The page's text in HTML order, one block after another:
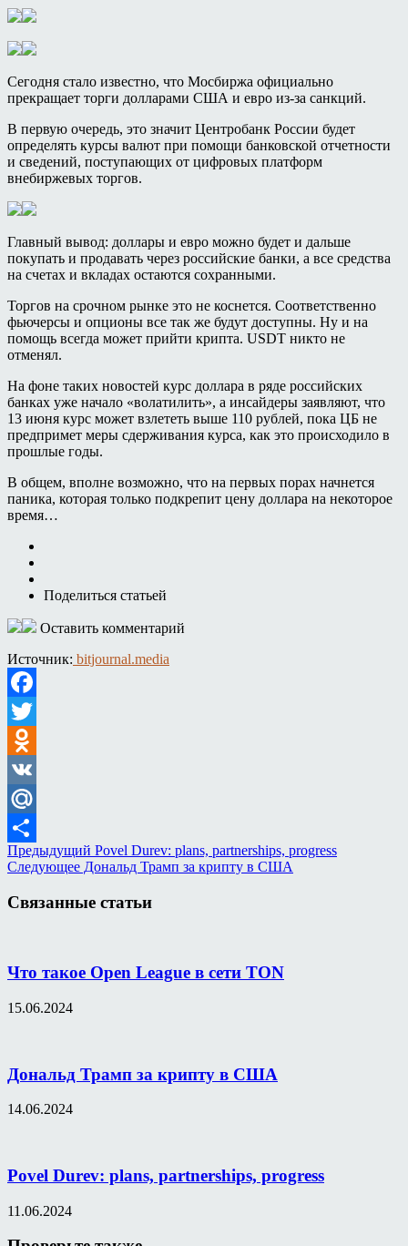
Сегодня стало известно, что Мосбиржа официально
прекращает торги долларами США и евро из-за санкций.
В первую очередь, это значит Центробанк России будет
определять курсы валют при помощи банковской отчетности
и сведений, поступающих от цифровых платформ
внебиржевых торгов.
Главный вывод: доллары и евро можно будет и дальше
покупать и продавать через российские банки, а все средства
на счетах и вкладах остаются сохранными.
Торгов на срочном рынке это не коснется. Соответственно
фьючерсы и опционы все так же будут доступны. Ну и на
помощь всегда может прийти крипта. USDT никто не
отменял.
На фоне таких новостей курс доллара в ряде российских
банках уже начало «волатилить», а инсайдеры заявляют, что
13 июня курс может взлететь выше 110 рублей, пока ЦБ не
предпримет меры сдерживания курса, как это происходило в
прошлые годы.
В общем, вполне возможно, что на первых порах начнется
паника, которая только подкрепит цену доллара на некоторое
время…
Поделиться статьей
Оставить комментарий
Источник: bitjournal.media
Facebook
Twitter
Odnoklassniki
VK
Mail.Ru
Отправить
Предыдущий Povel Durev: plans, partnerships, progress
Следующее Дональд Трамп за крипту в США
Связанные статьи
Что такое Open League в сети TON
15.06.2024
Дональд Трамп за крипту в США
14.06.2024
Povel Durev: plans, partnerships, progress
11.06.2024